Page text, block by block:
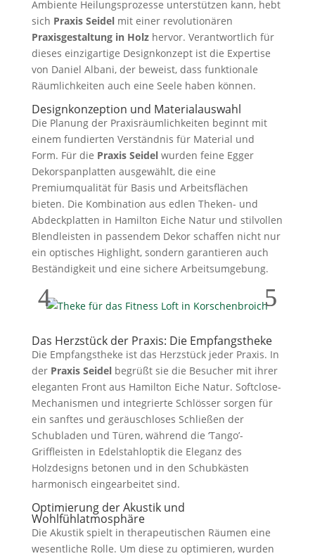
Ambiente Heilungsprozesse unterstützen kann, hebt
sich Praxis Seidelmit einer revolutionären
Praxisgestaltung in Holzhervor. Verantwortlich für
dieses einzigartige Designkonzept ist die Expertise
von Daniel Albani, der beweist, dass funktionale
Räumlichkeiten auch eine Seele haben können.
Designkonzeption und Materialauswahl
Die Planung der Praxisräumlichkeiten beginnt mit
einem fundierten Verständnis für Material und
Form. Für die Praxis Seidelwurden feine Egger
Dekorspanplatten ausgewählt, die eine
Premiumqualität für Basis und Arbeitsflächen
bieten. Die Kombination aus edlen Theken- und
Abdeckplatten in Hamilton Eiche Natur und stilvollen
Blendleisten in passendem Dekor schaffen nicht nur
ein optisches Highlight, sondern garantieren auch
Beständigkeit und eine sichere Arbeitsumgebung.
Das Herzstück der Praxis: Die Empfangstheke
Die Empfangstheke ist das Herzstück jeder Praxis. In
der Praxis Seidelbegrüßt sie die Besucher mit ihrer
eleganten Front aus Hamilton Eiche Natur. Softclose-
Mechanismen und integrierte Schlösser sorgen für
ein sanftes und geräuschloses Schließen der
Schubladen und Türen, während die ‘Tango’-
Griffleisten in Edelstahloptik die Eleganz des
Holzdesigns betonen und in den Schubkästen
harmonisch eingearbeitet sind.
Optimierung der Akustik und
Wohlfühlatmosphäre
Die Akustik spielt in therapeutischen Räumen eine
wesentliche Rolle. Um diese zu optimieren, wurden